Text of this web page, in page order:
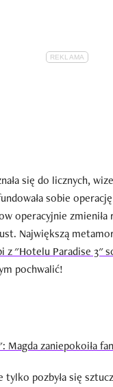
się do licznych,
sobie
operacyjnie
Największą
z "Hotelu Paradise 3"
pochwalić!
Magda zaniepokoiła
pozbyła się